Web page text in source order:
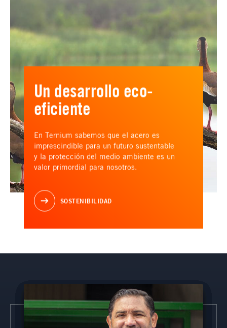
Un desarrollo eco-
eficiente
En Ternium sabemos que el acero es
imprescindible para un futuro sustentable
y la protección del medio ambiente es un
valor primordial para nosotros.
SOSTENIBILIDAD